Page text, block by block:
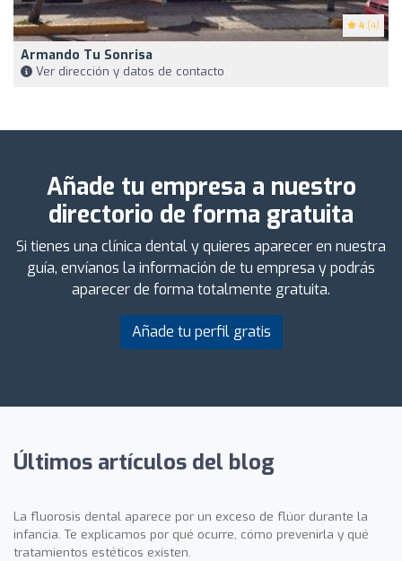
4 (4)
Armando Tu Sonrisa
Ver dirección y datos de contacto
Añade tu empresa a nuestro
directorio de forma gratuita
Si tienes una clínica dental y quieres aparecer en nuestra
guía, envíanos la información de tu empresa y podrás
aparecer de forma totalmente gratuita.
Añade tu perfil gratis
Últimos artículos del blog
La fluorosis dental aparece por un exceso de flúor durante la
infancia. Te explicamos por qué ocurre, cómo prevenirla y qué
tratamientos estéticos existen.